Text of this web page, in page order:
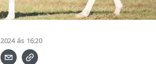
2024 ás 16:20